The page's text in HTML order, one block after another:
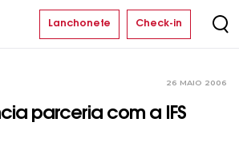
Lanchonete Check-in
26 MAIO 2006
parceria com a IFS